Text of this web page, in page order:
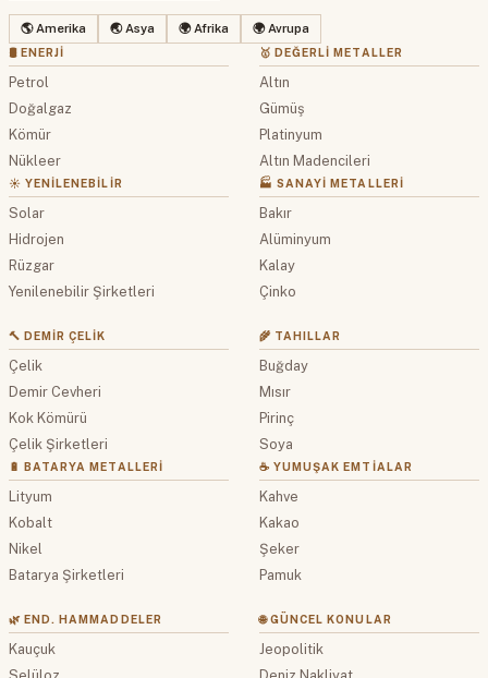
🌎 Amerika 🌏 Asya 🌍 Afrika 🌍 Avrupa
🛢 ENERJI
Petrol
Doğalgaz
Kömür
Nükleer
☀️ YENILENEBILIR
Solar
Hidrojen
Rüzgar
Yenilenebilir Şirketleri
🥇 DEĞERLI METALLER
Altın
Gümüş
Platinyum
Altın Madencileri
🏭 SANAYI METALLERI
Bakır
Alüminyum
Kalay
Çinko
🔨 DEMIR ÇELIK
Çelik
Demir Cevheri
Kok Kömürü
Çelik Şirketleri
🔋 BATARYA METALLERI
Lityum
Kobalt
Nikel
Batarya Şirketleri
🌾 TAHILLAR
Buğday
Mısır
Pirinç
Soya
☕ YUMUŞAK EMTIALAR
Kahve
Kakao
Şeker
Pamuk
🌿 END. HAMMADDELER
Kauçuk
🌐 GÜNCEL KONULAR
Jeopolitik